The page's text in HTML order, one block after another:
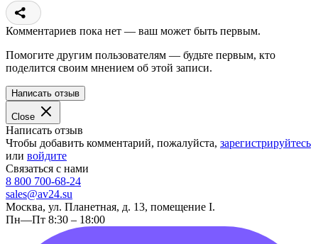
Комментариев пока нет — ваш может быть первым.
Помогите другим пользователям — будьте первым, кто
поделится своим мнением об этой записи.
Написать отзыв
Close
Написать отзыв
Чтобы добавить комментарий, пожалуйста, зарегистрируйтесь
или войдите
Связаться с нами
8 800 700-68-24
sales@av24.su
Москва, ул. Планетная, д. 13, помещение I.
Пн—Пт 8:30 – 18:00